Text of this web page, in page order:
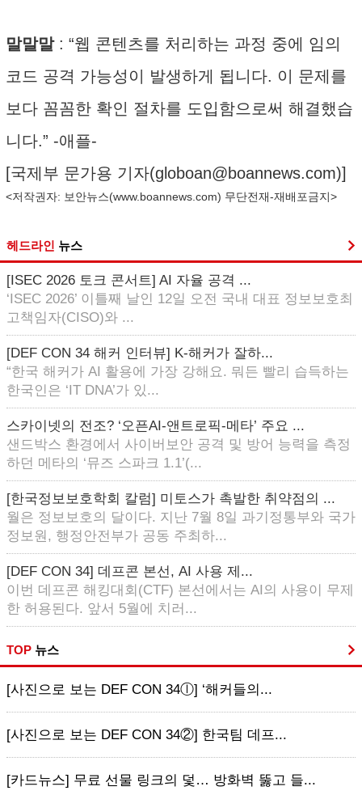
말말말: “웹 콘텐츠를 처리하는 과정 중에 임의
코드 공격 가능성이 발생하게 됩니다. 이 문제를
보다 꼼꼼한 확인 절차를 도입함으로써 해결했습
니다.” -애플-
[국제부 문가용 기자(globoan@boannews.com)]
<저작권자: 보안뉴스(www.boannews.com) 무단전재-재배포금지>
헤드라인 뉴스
[ISEC 2026 토크 콘서트] AI 자율 공격 ...
‘ISEC 2026’ 이틀째 날인 12일 오전 국내 대표 정보보호최
고책임자(CISO)와 ...
[DEF CON 34 해커 인터뷰] K-해커가 잘하...
“한국 해커가 AI 활용에 가장 강해요. 뭐든 빨리 습득하는
한국인은 ‘IT DNA’가 있...
스카이넷의 전조? ‘오픈AI-앤트로픽-메타’ 주요 ...
샌드박스 환경에서 사이버보안 공격 및 방어 능력을 측정
하던 메타의 ‘뮤즈 스파크 1.1’(...
[한국정보보호학회 칼럼] 미토스가 촉발한 취약점의 ...
월은 정보보호의 달이다. 지난 7월 8일 과기정통부와 국가
정보원, 행정안전부가 공동 주최하...
[DEF CON 34] 데프콘 본선, AI 사용 제...
이번 데프콘 해킹대회(CTF) 본선에서는 AI의 사용이 무제
한 허용된다. 앞서 5월에 치러...
TOP 뉴스
[사진으로 보는 DEF CON 34ⓛ] ‘해커들의...
[사진으로 보는 DEF CON 34②] 한국팀 데프...
[카드뉴스] 무료 선물 링크의 덫… 방화벽 뚫고 들...